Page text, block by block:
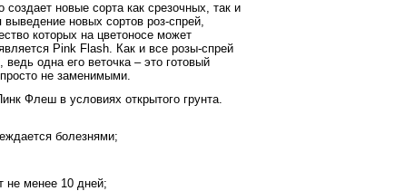
новые сорта как срезочных, так и
новых сортов роз-спрей,
которых на цветоносе может
Pink Flash. Как и все розы-спрей
одна его веточка – это готовый
не заменимыми.
Флеш в условиях открытого грунта.
болезнями;
не менее 10 дней;